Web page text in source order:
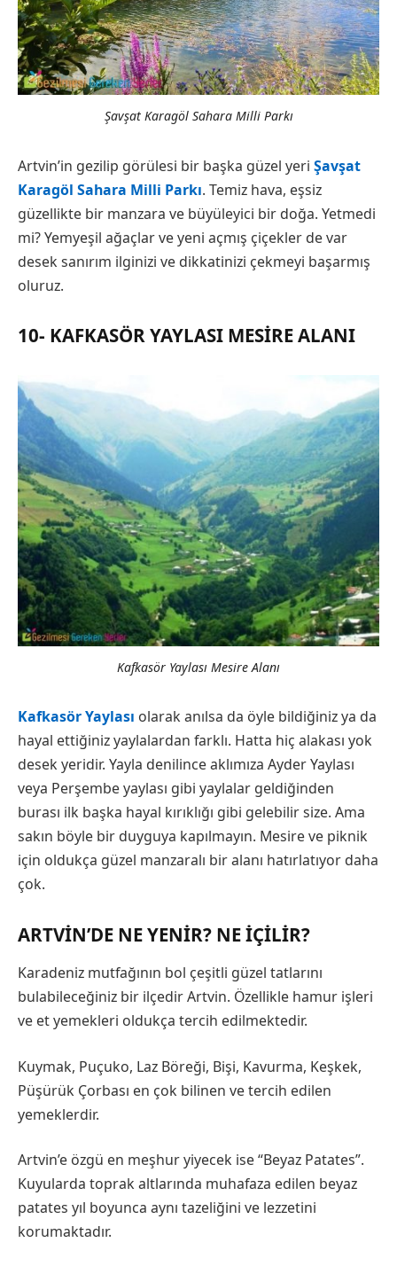
Şavşat Karagöl Sahara Milli Parkı
Artvin’in gezilip görülesi bir başka güzel yeri Şavşat
Karagöl Sahara Milli Parkı. Temiz hava, eşsiz
güzellikte bir manzara ve büyüleyici bir doğa. Yetmedi
mi? Yemyeşil ağaçlar ve yeni açmış çiçekler de var
desek sanırım ilginizi ve dikkatinizi çekmeyi başarmış
oluruz.
10- KAFKASÖR YAYLASI MESIRE ALANI
Kafkasör Yaylası Mesire Alanı
Kafkasör Yaylası olarak anılsa da öyle bildiğiniz ya da
hayal ettiğiniz yaylalardan farklı. Hatta hiç alakası yok
desek yeridir. Yayla denilince aklımıza Ayder Yaylası
veya Perşembe yaylası gibi yaylalar geldiğinden
burası ilk başka hayal kırıklığı gibi gelebilir size. Ama
sakın böyle bir duyguya kapılmayın. Mesire ve piknik
için oldukça güzel manzaralı bir alanı hatırlatıyor daha
çok.
ARTVIN’DE NE YENIR? NE İÇILIR?
Karadeniz mutfağının bol çeşitli güzel tatlarını
bulabileceğiniz bir ilçedir Artvin. Özellikle hamur işleri
ve et yemekleri oldukça tercih edilmektedir.
Kuymak, Puçuko, Laz Böreği, Bişi, Kavurma, Keşkek,
Püşürük Çorbası en çok bilinen ve tercih edilen
yemeklerdir.
Artvin’e özgü en meşhur yiyecek ise “Beyaz Patates”.
Kuyularda toprak altlarında muhafaza edilen beyaz
patates yıl boyunca aynı tazeliğini ve lezzetini
korumaktadır.